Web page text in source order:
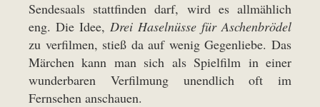
Sendesaals stattfinden darf, wird es allmählich
eng. Die Idee, Drei Haselnüsse für Aschenbrödel
zu verfilmen, stieß da auf wenig Gegenliebe. Das
Märchen kann man sich als Spielfilm in einer
wunderbaren Verfilmung unendlich oft im
Fernsehen anschauen.